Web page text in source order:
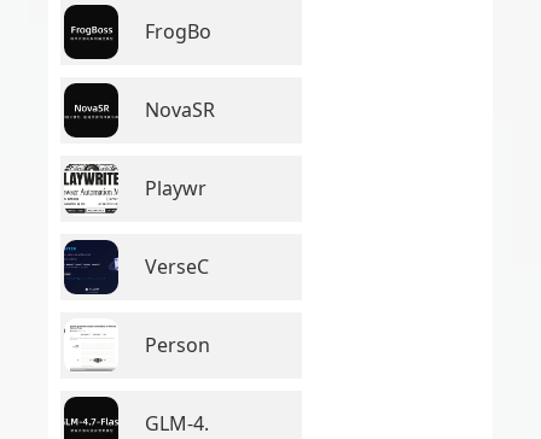
FrogBo
NovaSR
Playwr
VerseC
Person
GLM-4.